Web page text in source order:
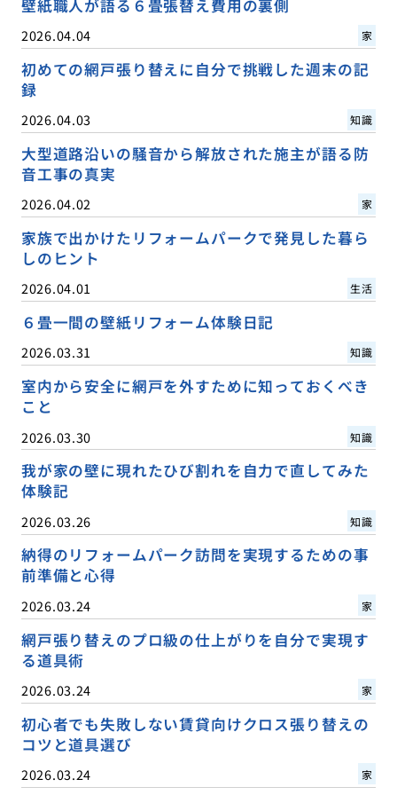
壁紙職人が語る６畳張替え費用の裏側
2026.04.04 家
初めての網戸張り替えに自分で挑戦した週末の記
録
2026.04.03 知識
大型道路沿いの騒音から解放された施主が語る防
音工事の真実
2026.04.02 家
家族で出かけたリフォームパークで発見した暮ら
しのヒント
2026.04.01 生活
６畳一間の壁紙リフォーム体験日記
2026.03.31 知識
室内から安全に網戸を外すために知っておくべき
こと
2026.03.30 知識
我が家の壁に現れたひび割れを自力で直してみた
体験記
2026.03.26 知識
納得のリフォームパーク訪問を実現するための事
前準備と心得
2026.03.24 家
網戸張り替えのプロ級の仕上がりを自分で実現す
る道具術
2026.03.24 家
初心者でも失敗しない賃貸向けクロス張り替えの
コツと道具選び
2026.03.24 家